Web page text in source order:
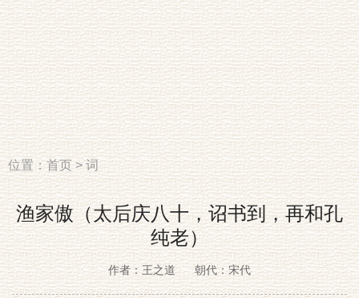
位置：首页>词
渔家傲（太后庆八十，诏书到，再和孔
纯老）
作者：王之道 朝代：宋代